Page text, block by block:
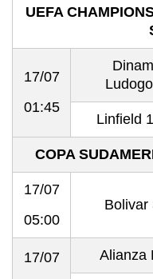
UEFA
17/07
01:45
Linfield
COPA
17/07
05:00
Bolivar
17/07
Alianza